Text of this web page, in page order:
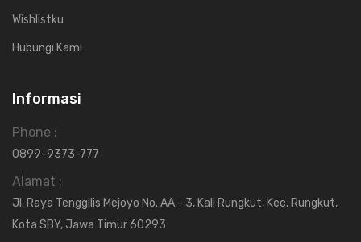
Wishlistku
Hubungi Kami
Informasi
Phone :
0899-9373-777
Alamat :
Jl. Raya Tenggilis Mejoyo No. AA - 3, Kali Rungkut, Kec. Rungkut,
Kota SBY, Jawa Timur 60293